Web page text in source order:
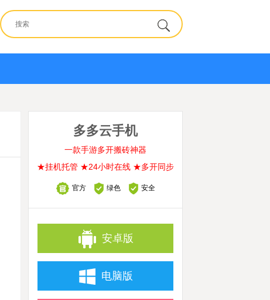
多多云手机
一款手游多开搬砖神器
★挂机托管 ★24小时在线 ★多开同步
官方 绿色 安全
安卓版
电脑版